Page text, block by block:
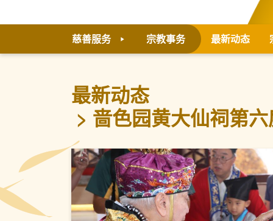
慈善服务 宗教事务 最新动态
最新动态
啬色园黄大仙祠第